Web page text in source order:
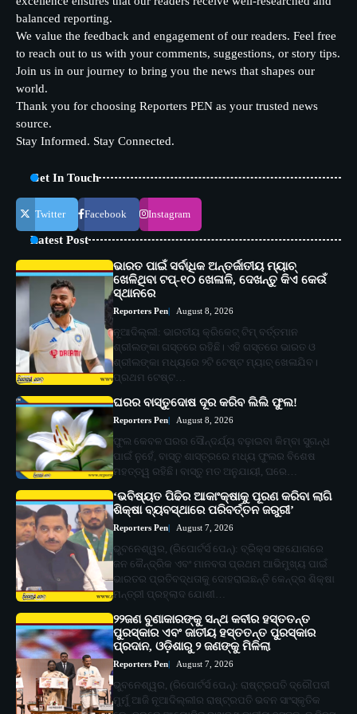
balanced reporting.
We value the feedback and engagement of our readers. Feel free
to reach out to us with your comments, suggestions, or story tips.
Join us in our journey to bring you the news that shapes our
world.
Thank you for choosing Reporters PEN as your trusted news
source.
Stay Informed. Stay Connected.
Get In Touch
Twitter Facebook Instagram
Latest Post
ଭାରତ ପାଇଁ ସର୍ବାଧିକ ଅନ୍ତର୍ଜାତୀୟ ମ୍ୟାଚ୍
ଖେଳିଥିବା ଟପ୍-୧୦ ଖେଳାଳି, ଦେଖନ୍ତୁ କିଏ କେଉଁ
ସ୍ଥାନରେ
Reporters Pen August 8, 2026
ନୂଆଦିଲ୍ଲୀ: ଭାରତୀୟ କ୍ରିକେଟ୍ ଟିମ୍ ବର୍ତ୍ତମାନ
ଶ୍ରୀଲଙ୍କା ଗସ୍ତରେ ରହିଛି। ଏହି ଗସ୍ତରେ ଭାରତ ଓ
ଶ୍ରୀଲଙ୍କା ମଧ୍ୟରେ ୨ଟି ଟେଷ୍ଟ ମ୍ୟାଚ୍ ଖେଳାଯିବ।
ପ୍ରଥମ ଟେଷ୍ଟ…
ଘରର ବାସ୍ତୁଦୋଷ ଦୂର କରିବ ଲିଲି ଫୁଲ!
Reporters Pen August 8, 2026
ଫୁଲ କେବଳ ଘରର ସୌନ୍ଦର୍ଯ୍ୟ ବଢ଼ାଇବା କିମ୍ବା ସୁଗନ୍ଧ
ପାଇଁ ନୁହେଁ, ବାସ୍ତୁ ଶାସ୍ତ୍ରରେ ମଧ୍ୟ ଫୁଲର ବିଶେଷ
ମହତ୍ତ୍ୱ ରହିଛି। ବାସ୍ତୁ ମତ ଅନୁଯାୟୀ, ଘରେ…
‘ଭବିଷ୍ୟତ ପିଢିର ଆକାଂକ୍ଷାକୁ ପୂରଣ କରିବା ଲାଗି
ଶିକ୍ଷା ବ୍ୟବସ୍ଥାରେ ପରିବର୍ତ୍ତନ ଜରୁରୀ’
Reporters Pen August 7, 2026
ଭୁବନେଶ୍ୱର, (ରିପୋର୍ଟର୍ସ ପେନ୍‌): ବ୍ରିକ୍ସ ସହଯୋଗରେ
ଜନ କୈନ୍ଦ୍ରିକ ଏବଂ ମାନବତା ପ୍ରଥମ ଆଭିମୁଖ୍ୟ ପାଇଁ
ଭାରତର ପ୍ରତିବଦ୍ଧତାକୁ ଦୋହରାଇଛନ୍ତି କେନ୍ଦ୍ର ଶିକ୍ଷା
ମନ୍ତ୍ରୀ ପ୍ରହ୍ଲାଦ ଯୋଶୀ…
୨୨ଜଣ ବୁଣାକାରଙ୍କୁ ସନ୍ଥ କବୀର ହସ୍ତତନ୍ତ
ପୁରସ୍କାର ଏବଂ ଜାତୀୟ ହସ୍ତତନ୍ତ ପୁରସ୍କାର
ପ୍ରଦାନ, ଓଡ଼ିଶାରୁ ୨ ଜଣଙ୍କୁ ମିଳିଲା
Reporters Pen August 7, 2026
ଭୁବନେଶ୍ୱର, (ରିପୋର୍ଟର୍ସ ପେନ୍‌): ରାଷ୍ଟ୍ରପତି ଦ୍ରୌପଦୀ
ମୁର୍ମୁ ଆଜି ନୂଆଦିଲ୍ଲୀର ରାଷ୍ଟ୍ରପତି ଭବନ ସାଂସ୍କୃତିକ